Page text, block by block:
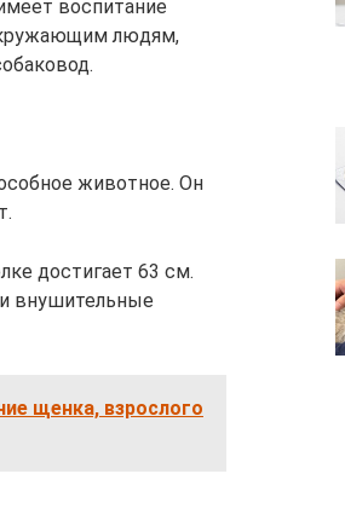
воспитание
людям,
животное. Он
достигает 63 см.
внушительные
щенка, взрослого